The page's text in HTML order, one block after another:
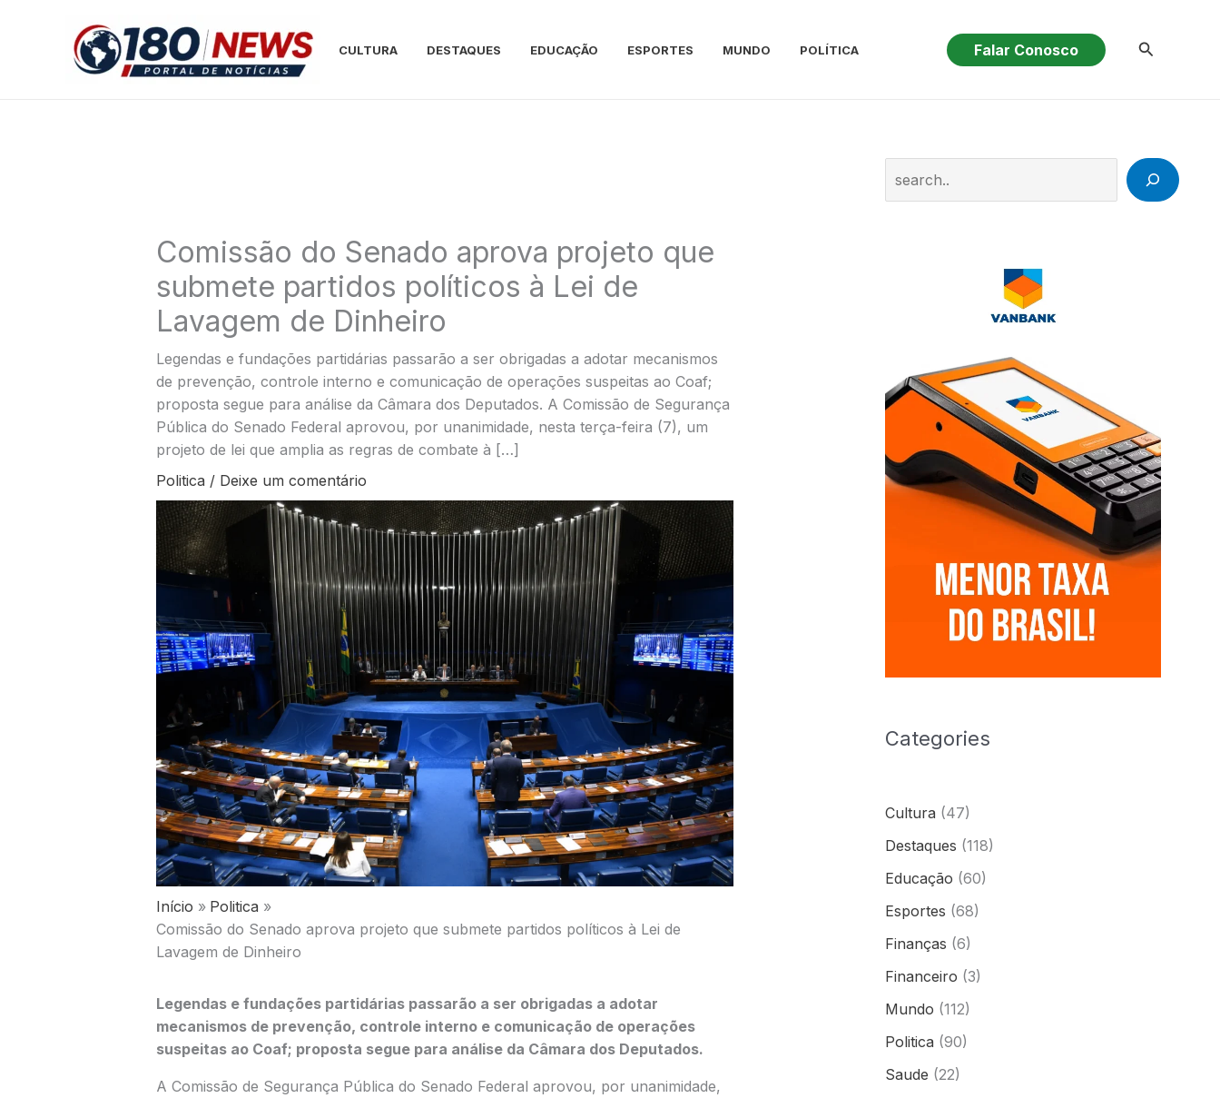
CULTURA DESTAQUES EDUCAÇÃO ESPORTES MUNDO POLÍTICA Falar Conosco Pesquisar
Comissão do Senado aprova projeto que
submete partidos políticos à Lei de
Lavagem de Dinheiro
Legendas e fundações partidárias passarão a ser obrigadas a adotar mecanismos
de prevenção, controle interno e comunicação de operações suspeitas ao Coaf;
proposta segue para análise da Câmara dos Deputados. A Comissão de Segurança
Pública do Senado Federal aprovou, por unanimidade, nesta terça-feira (7), um
projeto de lei que amplia as regras de combate à […]
Politica / Deixe um comentário
Início
Politica
Comissão do Senado aprova projeto que submete partidos políticos à Lei de
Lavagem de Dinheiro
Legendas e fundações partidárias passarão a ser obrigadas a adotar
mecanismos de prevenção, controle interno e comunicação de operações
suspeitas ao Coaf; proposta segue para análise da Câmara dos Deputados.
A Comissão de Segurança Pública do Senado Federal aprovou, por unanimidade,
Categories
Cultura (47)
Destaques (118)
Educação (60)
Esportes (68)
Finanças (6)
Financeiro (3)
Mundo (112)
Politica (90)
Saude (22)